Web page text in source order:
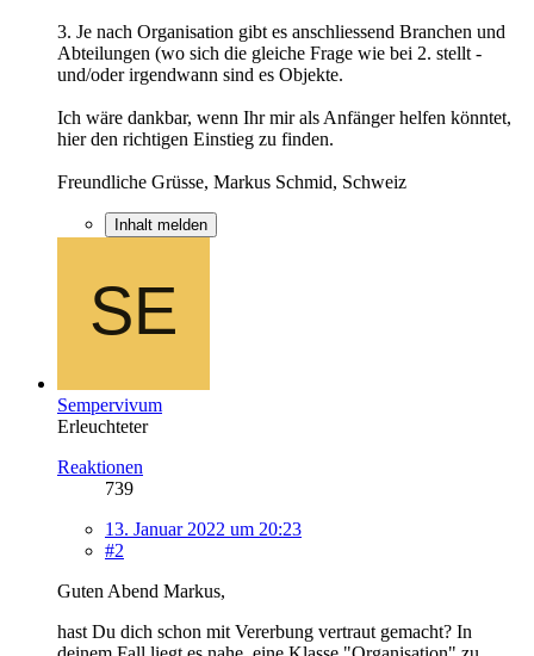
3. Je nach Organisation gibt es anschliessend Branchen und
Abteilungen (wo sich die gleiche Frage wie bei 2. stellt -
und/oder irgendwann sind es Objekte.
Ich wäre dankbar, wenn Ihr mir als Anfänger helfen könntet,
hier den richtigen Einstieg zu finden.
Freundliche Grüsse, Markus Schmid, Schweiz
Inhalt melden
Sempervivum
Erleuchteter
Reaktionen
739
13. Januar 2022 um 20:23
#2
Guten Abend Markus,
hast Du dich schon mit Vererbung vertraut gemacht? In